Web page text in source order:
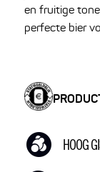
en fruitige
perfecte bier
HOOG